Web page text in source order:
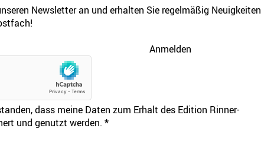
Newsletter an und erhalten Sie regelmäßig Neuigkeiten
Anmelden
dass meine Daten zum Erhalt des Edition Rinner-
und genutzt werden. *